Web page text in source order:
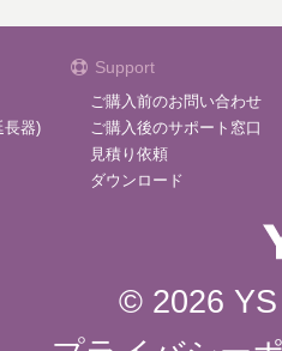
長器)
Support
ご購入前のお問い合わせ
ご購入後のサポート窓口
見積り依頼
ダウンロード
© 2026